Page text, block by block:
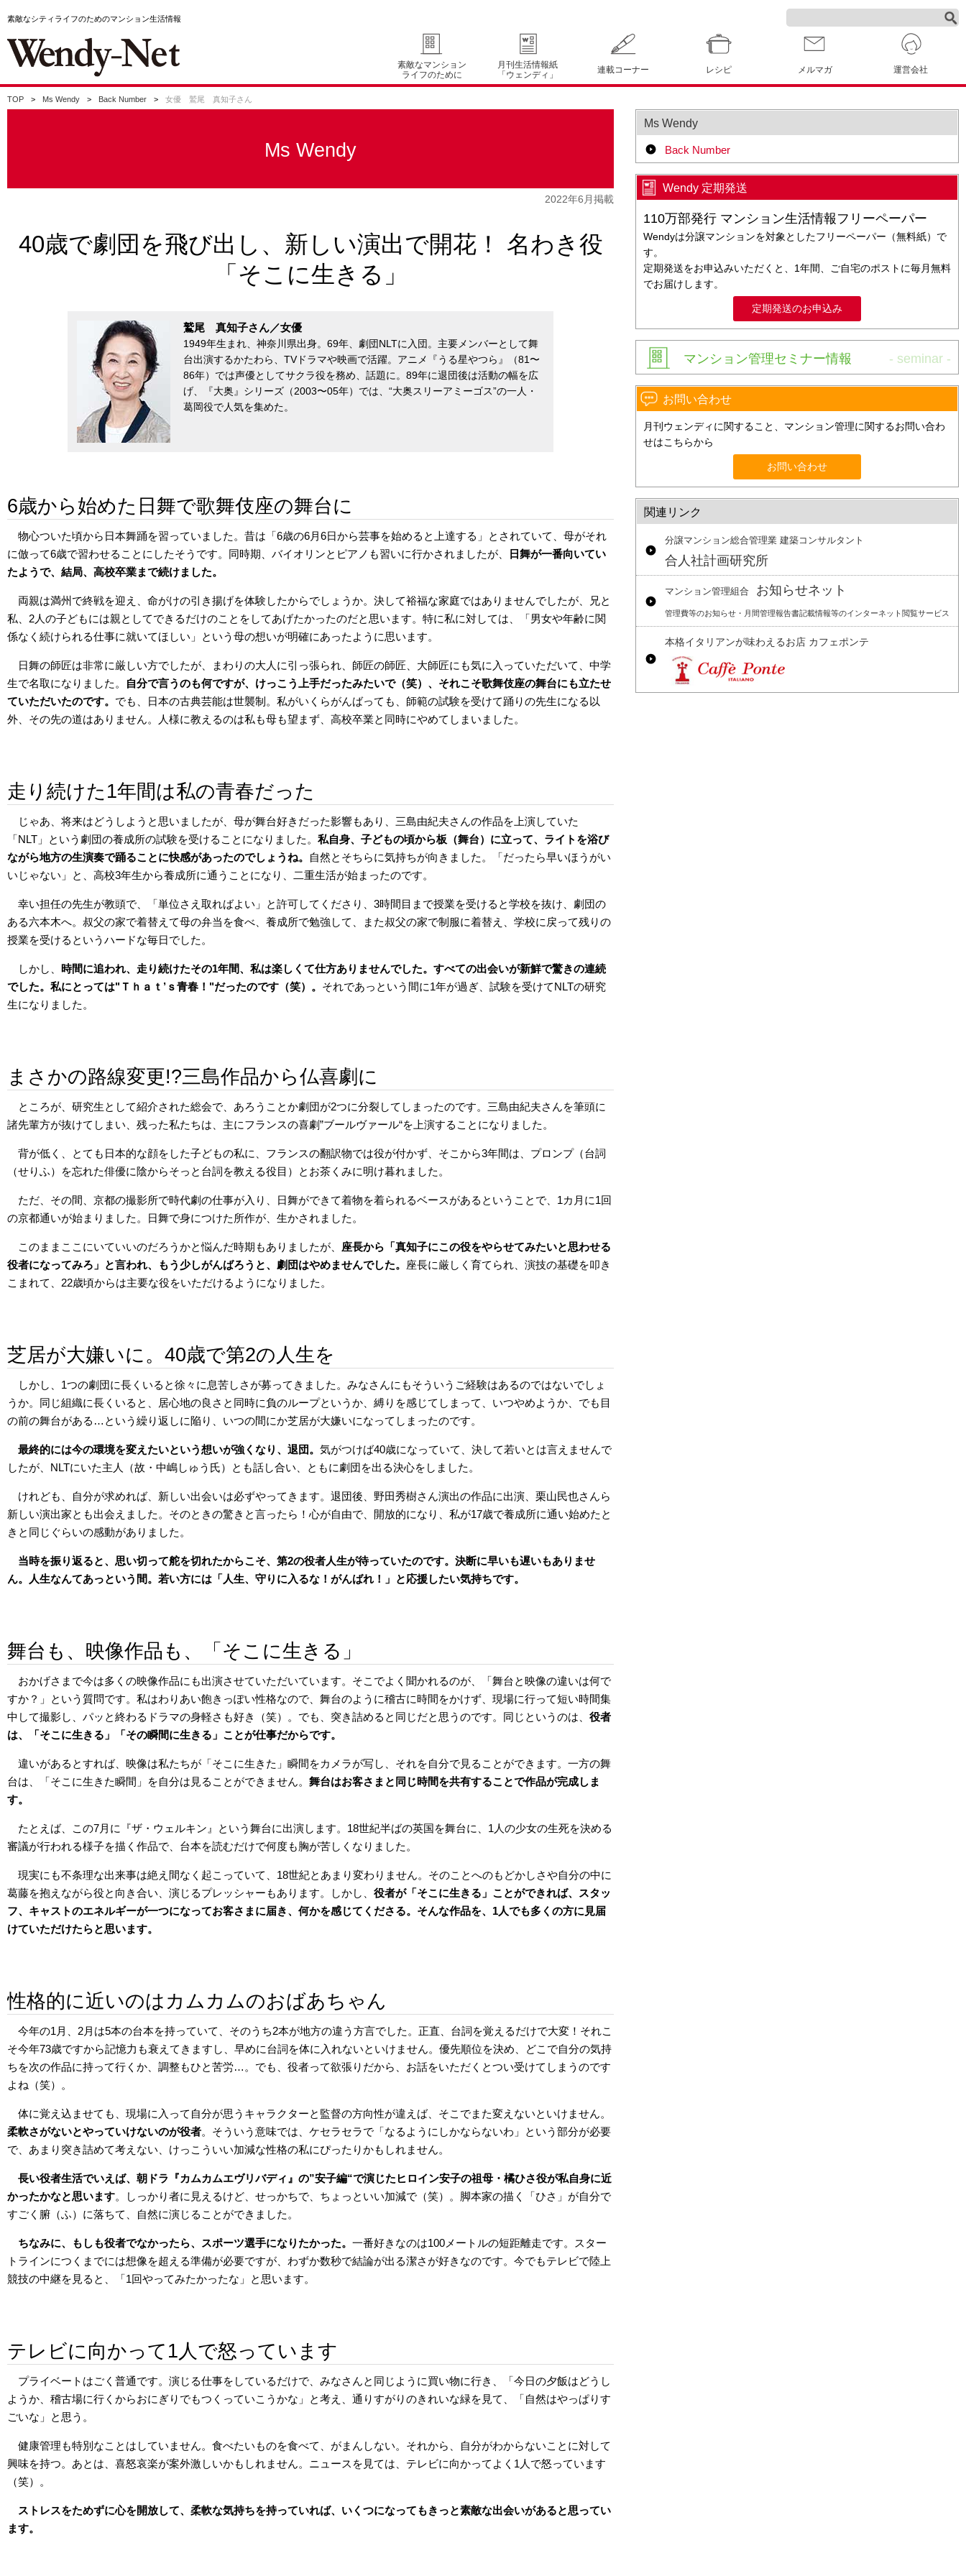
素敵なシティライフのためのマンション生活情報
素敵なマンション
ライフのために
月刊生活情報紙
「ウェンディ」
連載コーナー レシピ メルマガ 運営会社
TOP Ms Wendy Back Number 女優 鷲尾 真知子さん
Ms Wendy
2022年6月掲載
40歳で劇団を飛び出し、新しい演出で開花！ 名わき役
「そこに生きる」
鷲尾 真知子さん／女優
1949年生まれ、神奈川県出身。69年、劇団NLTに入団。主要メンバーとして舞
台出演するかたわら、TVドラマや映画で活躍。アニメ『うる星やつら』（81〜
86年）では声優としてサクラ役を務め、話題に。89年に退団後は活動の幅を広
げ、『大奥』シリーズ（2003〜05年）では、“大奥スリーアミーゴス”の一人・
葛岡役で人気を集めた。
6歳から始めた日舞で歌舞伎座の舞台に
物心ついた頃から日本舞踊を習っていました。昔は「6歳の6月6日から芸事を始めると上達する」とされていて、母がそれ
に倣って6歳で習わせることにしたそうです。同時期、バイオリンとピアノも習いに行かされましたが、
日舞が一番向いてい
たようで、結局、高校卒業まで続けました。
両親は満州で終戦を迎え、命がけの引き揚げを体験したからでしょうか。決して裕福な家庭ではありませんでしたが、兄と
私、2人の子どもには親としてできるだけのことをしてあげたかったのだと思います。特に私に対しては、「男女や年齢に関
係なく続けられる仕事に就いてほしい」という母の想いが明確にあったように思います。
日舞の師匠は非常に厳しい方でしたが、まわりの大人に引っ張られ、師匠の師匠、大師匠にも気に入っていただいて、中学
生で名取になりました。
自分で言うのも何ですが、けっこう上手だったみたいで（笑）、それこそ歌舞伎座の舞台にも立たせ
ていただいたのです。 でも、日本の古典芸能は世襲制。私がいくらがんばっても、師範の試験を受けて踊りの先生になる以
外、その先の道はありません。人様に教えるのは私も母も望まず、高校卒業と同時にやめてしまいました。
走り続けた1年間は私の青春だった
じゃあ、将来はどうしようと思いましたが、母が舞台好きだった影響もあり、三島由紀夫さんの作品を上演していた
「NLT」という劇団の養成所の試験を受けることになりました。 私自身、子どもの頃から板（舞台）に立って、ライトを浴び
ながら地方の生演奏で踊ることに快感があったのでしょうね。
自然とそちらに気持ちが向きました。「だったら早いほうがい
いじゃない」と、高校3年生から養成所に通うことになり、二重生活が始まったのです。
幸い担任の先生が教頭で、「単位さえ取ればよい」と許可してくださり、3時間目まで授業を受けると学校を抜け、劇団の
ある六本木へ。叔父の家で着替えて母の弁当を食べ、養成所で勉強して、また叔父の家で制服に着替え、学校に戻って残りの
授業を受けるというハードな毎日でした。
しかし、 時間に追われ、走り続けたその1年間、私は楽しくて仕方ありませんでした。すべての出会いが新鮮で驚きの連続
でした。私にとっては"Ｔｈａｔ’ｓ青春！"だったのです（笑）。 それであっという間に1年が過ぎ、試験を受けてNLTの研究
生になりました。
まさかの路線変更!?三島作品から仏喜劇に
ところが、研究生として紹介された総会で、あろうことか劇団が2つに分裂してしまったのです。三島由紀夫さんを筆頭に
諸先輩方が抜けてしまい、残った私たちは、主にフランスの喜劇”ブールヴァール“を上演することになりました。
背が低く、とても日本的な顔をした子どもの私に、フランスの翻訳物では役が付かず、そこから3年間は、プロンプ（台詞
（せりふ）を忘れた俳優に陰からそっと台詞を教える役目）とお茶くみに明け暮れました。
ただ、その間、京都の撮影所で時代劇の仕事が入り、日舞ができて着物を着られるベースがあるということで、1カ月に1回
の京都通いが始まりました。日舞で身につけた所作が、生かされました。
このままここにいていいのだろうかと悩んだ時期もありましたが、 座長から「真知子にこの役をやらせてみたいと思わせる
役者になってみろ」と言われ、もう少しがんばろうと、劇団はやめませんでした。 座長に厳しく育てられ、演技の基礎を叩き
こまれて、22歳頃からは主要な役をいただけるようになりました。
芝居が大嫌いに。40歳で第2の人生を
しかし、1つの劇団に長くいると徐々に息苦しさが募ってきました。みなさんにもそういうご経験はあるのではないでしょ
うか。同じ組織に長くいると、居心地の良さと同時に負のループというか、縛りを感じてしまって、いつやめようか、でも目
の前の舞台がある…という繰り返しに陥り、いつの間にか芝居が大嫌いになってしまったのです。
最終的には今の環境を変えたいという想いが強くなり、退団。 気がつけば40歳になっていて、決して若いとは言えませんで
したが、NLTにいた主人（故・中嶋しゅう氏）とも話し合い、ともに劇団を出る決心をしました。
けれども、自分が求めれば、新しい出会いは必ずやってきます。退団後、野田秀樹さん演出の作品に出演、栗山民也さんら
新しい演出家とも出会えました。そのときの驚きと言ったら！心が自由で、開放的になり、私が17歳で養成所に通い始めたと
きと同じぐらいの感動がありました。
当時を振り返ると、思い切って舵を切れたからこそ、第2の役者人生が待っていたのです。決断に早いも遅いもありませ
ん。人生なんてあっという間。若い方には「人生、守りに入るな！がんばれ！」と応援したい気持ちです。
舞台も、映像作品も、「そこに生きる」
おかげさまで今は多くの映像作品にも出演させていただいています。そこでよく聞かれるのが、「舞台と映像の違いは何で
すか？」という質問です。私はわりあい飽きっぽい性格なので、舞台のように稽古に時間をかけず、現場に行って短い時間集
中して撮影し、パッと終わるドラマの身軽さも好き（笑）。でも、突き詰めると同じだと思うのです。同じというのは、 役者
は、「そこに生きる」「その瞬間に生きる」ことが仕事だからです。
違いがあるとすれば、映像は私たちが「そこに生きた」瞬間をカメラが写し、それを自分で見ることができます。一方の舞
台は、「そこに生きた瞬間」を自分は見ることができません。 舞台はお客さまと同じ時間を共有することで作品が完成しま
す。
たとえば、この7月に『ザ・ウェルキン』という舞台に出演します。18世紀半ばの英国を舞台に、1人の少女の生死を決める
審議が行われる様子を描く作品で、台本を読むだけで何度も胸が苦しくなりました。
現実にも不条理な出来事は絶え間なく起こっていて、18世紀とあまり変わりません。そのことへのもどかしさや自分の中に
葛藤を抱えながら役と向き合い、演じるプレッシャーもあります。しかし、 役者が「そこに生きる」ことができれば、スタッ
フ、キャストのエネルギーが一つになってお客さまに届き、何かを感じてくださる。そんな作品を、1人でも多くの方に見届
けていただけたらと思います。
性格的に近いのはカムカムのおばあちゃん
今年の1月、2月は5本の台本を持っていて、そのうち2本が地方の違う方言でした。正直、台詞を覚えるだけで大変！それこ
そ今年73歳ですから記憶力も衰えてきますし、早めに台詞を体に入れないといけません。優先順位を決め、どこで自分の気持
ちを次の作品に持って行くか、調整もひと苦労…。でも、役者って欲張りだから、お話をいただくとつい受けてしまうのです
よね（笑）。
体に覚え込ませても、現場に入って自分が思うキャラクターと監督の方向性が違えば、そこでまた変えないといけません。
柔軟さがないとやっていけないのが役者。そういう意味では、ケセラセラで「なるようにしかならないわ」という部分が必要
で、あまり突き詰めて考えない、けっこういい加減な性格の私にぴったりかもしれません。
長い役者生活でいえば、朝ドラ『カムカムエヴリバディ』の”安子編“で演じたヒロイン安子の祖母・橘ひさ役が私自身に近
かったかなと思います。しっかり者に見えるけど、せっかちで、ちょっといい加減で（笑）。脚本家の描く「ひさ」が自分で
すごく腑（ふ）に落ちて、自然に演じることができました。
ちなみに、もしも役者でなかったら、スポーツ選手になりたかった。 一番好きなのは100メートルの短距離走です。スター
トラインにつくまでには想像を超える準備が必要ですが、わずか数秒で結論が出る潔さが好きなのです。今でもテレビで陸上
競技の中継を見ると、「1回やってみたかったな」と思います。
テレビに向かって1人で怒っています
プライベートはごく普通です。演じる仕事をしているだけで、みなさんと同じように買い物に行き、「今日の夕飯はどうし
ようか、稽古場に行くからおにぎりでもつくっていこうかな」と考え、通りすがりのきれいな緑を見て、「自然はやっぱりす
ごいな」と思う。
健康管理も特別なことはしていません。食べたいものを食べて、がまんしない。それから、自分がわからないことに対して
興味を持つ。あとは、喜怒哀楽が案外激しいかもしれません。ニュースを見ては、テレビに向かってよく1人で怒っています
（笑）。
ストレスをためずに心を開放して、柔軟な気持ちを持っていれば、いくつになってもきっと素敵な出会いがあると思ってい
ます。
Ms Wendy
Back Number
Wendy 定期発送
110万部発行 マンション生活情報フリーペーパー
Wendyは分譲マンションを対象としたフリーペーパー（無料紙）で
す。
定期発送をお申込みいただくと、1年間、ご自宅のポストに毎月無料
でお届けします。
定期発送のお申込み
マンション管理セミナー情報
お問い合わせ
月刊ウェンディに関すること、マンション管理に関するお問い合わ
せはこちらから
お問い合わせ
関連リンク
分譲マンション総合管理業 建築コンサルタント
合人社計画研究所
マンション管理組合 お知らせネット
管理費等のお知らせ・月間管理報告書記載情報等のインターネット閲覧サービス
本格イタリアンが味わえるお店 カフェポンテ